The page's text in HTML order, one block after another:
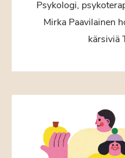
Psykologi,
Mirka Paavilainen
kärsiviä